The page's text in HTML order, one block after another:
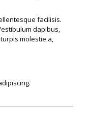
facilisis.
dapibus,
molestie a,